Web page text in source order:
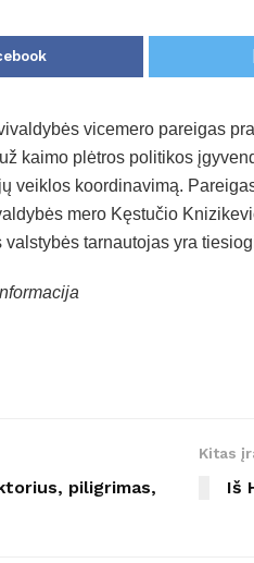
vicemero pareigas
kaimo plėtros politikos
veiklos koordinavimą.
mero Kęstučio
tarnautojas yra
piligrimas,
Kitas
Iš